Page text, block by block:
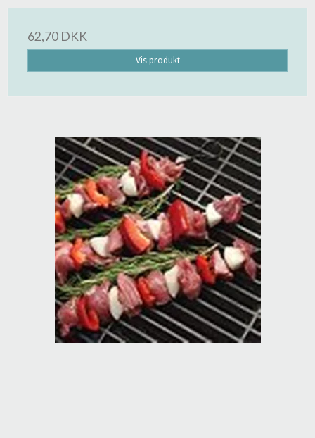
62,70 DKK
Vis produkt